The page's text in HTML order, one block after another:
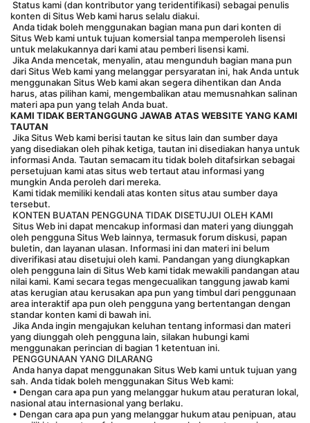
konten di Situs Web kami harus selalu diakui.
Situs Web kami untuk tujuan komersial tanpa memperoleh lisensi
untuk melakukannya dari kami atau pemberi lisensi kami.
dari Situs Web kami yang melanggar persyaratan ini, hak Anda untuk
menggunakan Situs Web kami akan segera dihentikan dan Anda
harus, atas pilihan kami, mengembalikan atau memusnahkan salinan
materi apa pun yang telah Anda buat.
KAMI TIDAK BERTANGGUNG JAWAB ATAS WEBSITE YANG KAMI
TAUTAN
yang disediakan oleh pihak ketiga, tautan ini disediakan hanya untuk
informasi Anda. Tautan semacam itu tidak boleh ditafsirkan sebagai
persetujuan kami atas situs web tertaut atau informasi yang
mungkin Anda peroleh dari mereka.
tersebut.
KONTEN BUATAN PENGGUNA TIDAK DISETUJUI OLEH KAMI
oleh pengguna Situs Web lainnya, termasuk forum diskusi, papan
buletin, dan layanan ulasan. Informasi ini dan materi ini belum
diverifikasi atau disetujui oleh kami. Pandangan yang diungkapkan
oleh pengguna lain di Situs Web kami tidak mewakili pandangan atau
nilai kami. Kami secara tegas mengecualikan tanggung jawab kami
atas kerugian atau kerusakan apa pun yang timbul dari penggunaan
area interaktif apa pun oleh pengguna yang bertentangan dengan
standar konten kami di bawah ini.
yang diunggah oleh pengguna lain, silakan hubungi kami
menggunakan perincian di bagian 1 ketentuan ini.
PENGGUNAAN YANG DILARANG
sah. Anda tidak boleh menggunakan Situs Web kami:
nasional atau internasional yang berlaku.